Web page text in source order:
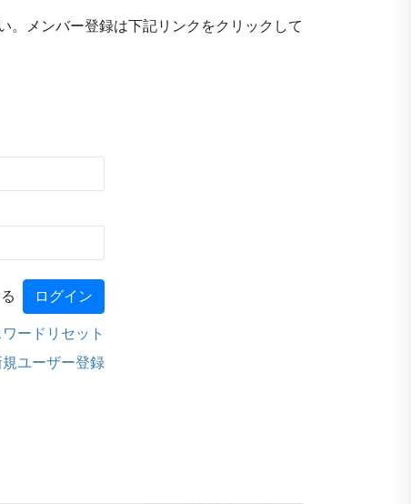
。メンバー登録は下記リンクをクリックして
ードリセット
規ユーザー登録